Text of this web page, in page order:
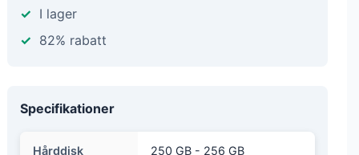
I lager
82% rabatt
Specifikationer
Hårddisk 250 GB - 256 GB